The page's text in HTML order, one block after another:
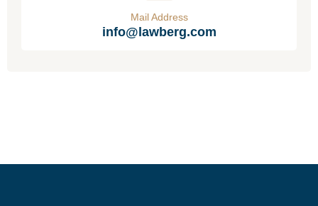
Mail Address
info@lawberg.com